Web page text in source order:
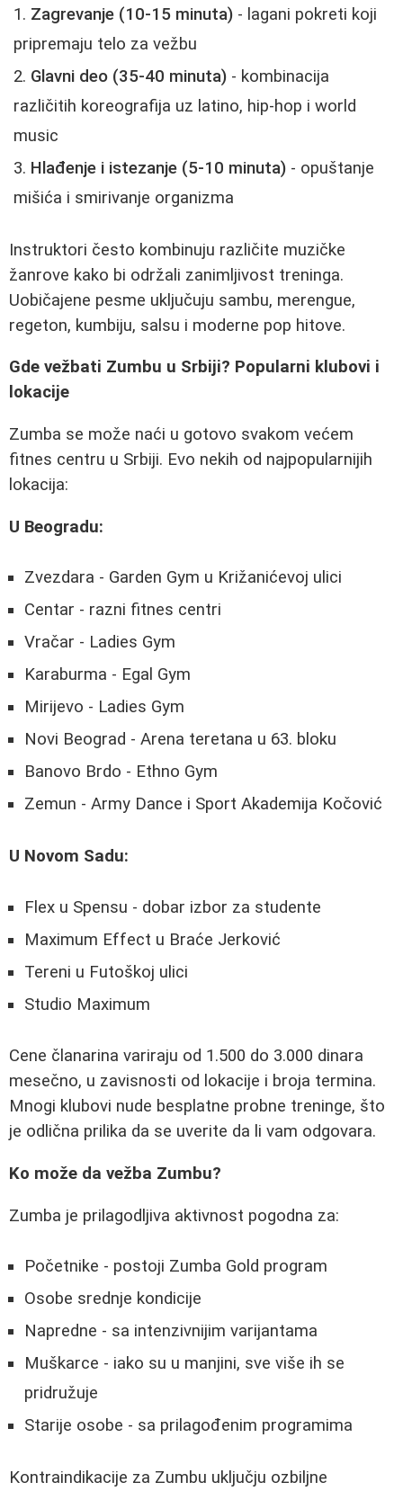
Zagrevanje (10-15 minuta) - lagani pokreti koji
pripremaju telo za vežbu
Glavni deo (35-40 minuta) - kombinacija
različitih koreografija uz latino, hip-hop i world
music
Hlađenje i istezanje (5-10 minuta) - opuštanje
mišića i smirivanje organizma
Instruktori često kombinuju različite muzičke
žanrove kako bi održali zanimljivost treninga.
Uobičajene pesme uključuju sambu, merengue,
regeton, kumbiju, salsu i moderne pop hitove.
Gde vežbati Zumbu u Srbiji? Popularni klubovi i
lokacije
Zumba se može naći u gotovo svakom većem
fitnes centru u Srbiji. Evo nekih od najpopularnijih
lokacija:
U Beogradu:
Zvezdara - Garden Gym u Križanićevoj ulici
Centar - razni fitnes centri
Vračar - Ladies Gym
Karaburma - Egal Gym
Mirijevo - Ladies Gym
Novi Beograd - Arena teretana u 63. bloku
Banovo Brdo - Ethno Gym
Zemun - Army Dance i Sport Akademija Kočović
U Novom Sadu:
Flex u Spensu - dobar izbor za studente
Maximum Effect u Braće Jerković
Tereni u Futoškoj ulici
Studio Maximum
Cene članarina variraju od 1.500 do 3.000 dinara
mesečno, u zavisnosti od lokacije i broja termina.
Mnogi klubovi nude besplatne probne treninge, što
je odlična prilika da se uverite da li vam odgovara.
Ko može da vežba Zumbu?
Zumba je prilagodljiva aktivnost pogodna za:
Početnike - postoji Zumba Gold program
Osobe srednje kondicije
Napredne - sa intenzivnijim varijantama
Muškarce - iako su u manjini, sve više ih se
pridružuje
Starije osobe - sa prilagođenim programima
Kontraindikacije za Zumbu uključju ozbiljne